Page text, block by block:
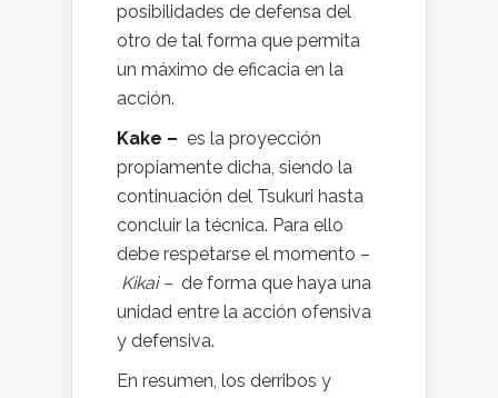
posibilidades de defensa del
otro de tal forma que permita
un máximo de eficacia en la
acción.
Kake – es la proyección
propiamente dicha, siendo la
continuación del Tsukuri hasta
concluir la técnica. Para ello
debe respetarse el momento –
Kikai –de forma que haya una
unidad entre la acción ofensiva
y defensiva.
En resumen, los derribos y